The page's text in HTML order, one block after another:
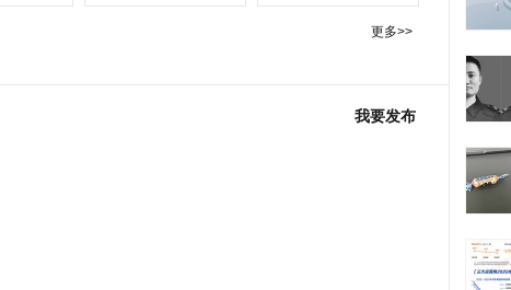
更多>>
我要发布